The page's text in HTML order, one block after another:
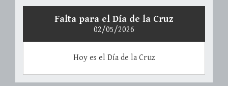
Falta para el Día de la Cruz
02/05/2026
Hoy es el Día de la Cruz